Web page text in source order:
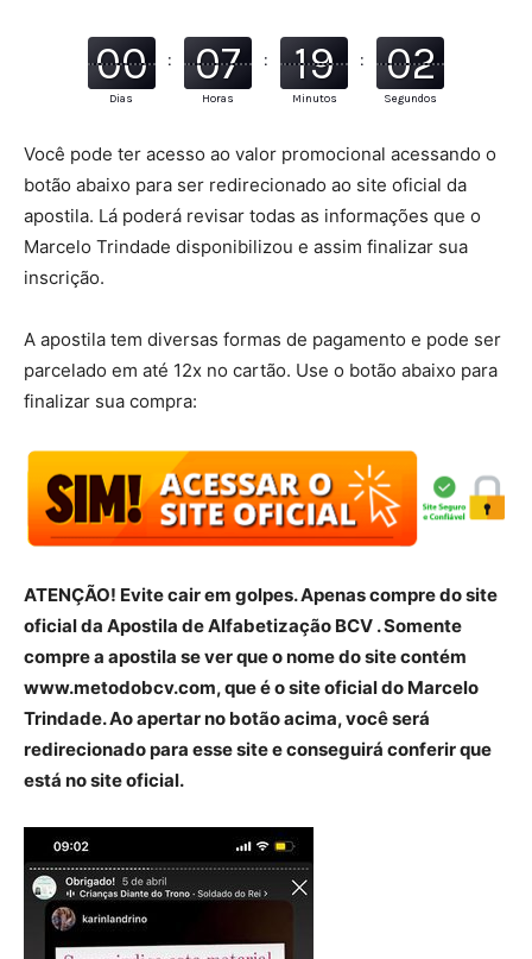
00
Dias
: 07
Horas
: 19
Minutos
: 00
Segundos
Você pode ter acesso ao valor promocional acessando o
botão abaixo para ser redirecionado ao site oficial da
apostila. Lá poderá revisar todas as informações que o
Marcelo Trindade disponibilizou e assim finalizar sua
inscrição.
A apostila tem diversas formas de pagamento e pode ser
parcelado em até 12x no cartão. Use o botão abaixo para
finalizar sua compra:
ATENÇÃO! Evite cair em golpes. Apenas compre do site
oficial da Apostila de Alfabetização BCV . Somente
compre a apostila se ver que o nome do site contém
www.metodobcv.com, que é o site oficial do Marcelo
Trindade. Ao apertar no botão acima, você será
redirecionado para esse site e conseguirá conferir que
está no site oficial.